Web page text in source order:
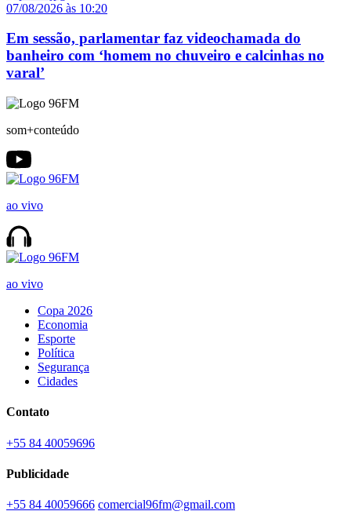
07/08/2026 às 10:20
Em sessão, parlamentar faz videochamada do
banheiro com ‘homem no chuveiro e calcinhas no
varal’
som+conteúdo
ao vivo
ao vivo
Copa 2026
Economia
Esporte
Política
Segurança
Cidades
Contato
+55 84 40059696
Publicidade
+55 84 40059666 comercial96fm@gmail.com